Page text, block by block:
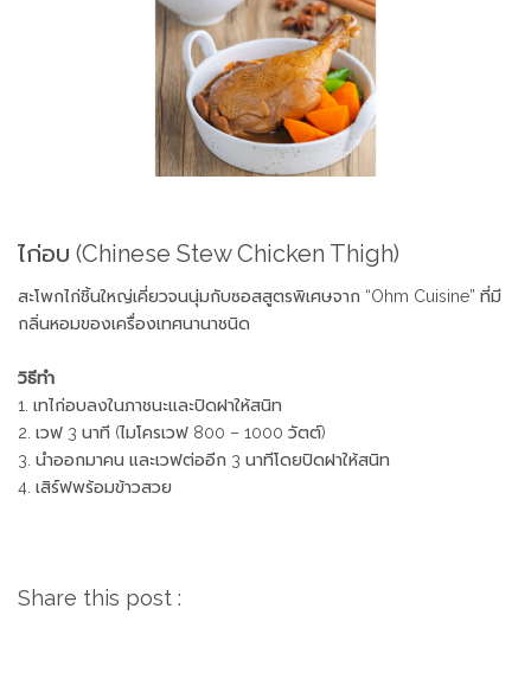
ไก่อบ (Chinese Stew Chicken Thigh)
สะโพกไก่ชิ้นใหญ่เคี่ยวจนนุ่มกับซอสสูตรพิเศษจาก “Ohm Cuisine” ที่มี
กลิ่นหอมของเครื่องเทศนานาชนิด
วิธีทำ
1. เทไก่อบลงในภาชนะและปิดฝาให้สนิท
2. เวฟ 3 นาที (ไมโครเวฟ 800 – 1000 วัตต์)
3. นำออกมาคน และเวฟต่ออีก 3 นาทีโดยปิดฝาให้สนิท
4. เสิร์ฟพร้อมข้าวสวย
Share this post :